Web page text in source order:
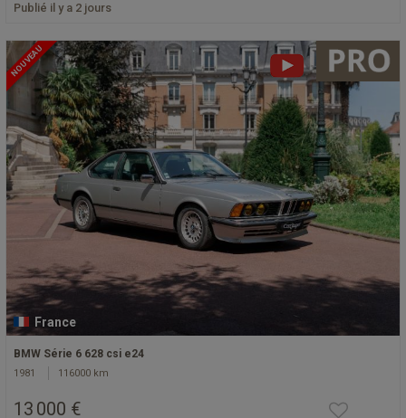
Publié il y a 2 jours
NOUVEAU
France
BMW Série 6 628 csi e24
1981 116000 km
13 000 €